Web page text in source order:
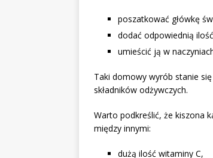
poszatkować główkę
dodać odpowiednią
umieścić ją w
Taki domowy wyrób stanie
składników odżywczych.
Warto podkreślić, że kiszona
między innymi:
dużą ilość witaminy C,